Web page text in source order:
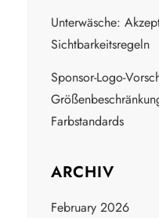
Unterwäsche:
Sichtbarkeitsregeln
Sponsor-Logo-
Farbstandards
ARCHIV
February 2026